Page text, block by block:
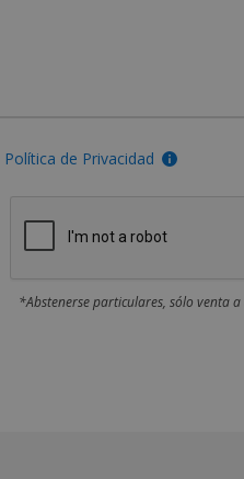
Política de Privacidad
*Abstenerse particulares, sólo venta